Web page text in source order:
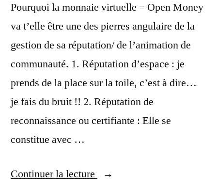
Pourquoi la monnaie virtuelle = Open Money
va t’elle être une des pierres angulaire de la
gestion de sa réputation/ de l’animation de
communauté. 1. Réputation d’espace : je
prends de la place sur la toile, c’est à dire…
je fais du bruit !! 2. Réputation de
reconnaissance ou certifiante : Elle se
constitue avec …
Continuer la lecture
« Monnaie